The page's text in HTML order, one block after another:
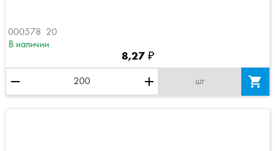
000578  20
В наличии
8,27 ₽
remove add шт 